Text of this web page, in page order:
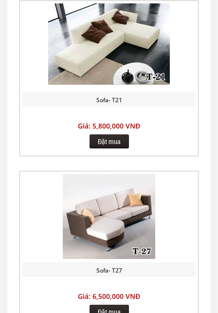
Sofa- T21
Giá: 5,800,000 VNĐ
Đặt mua
Sofa- T27
Giá: 6,500,000 VNĐ